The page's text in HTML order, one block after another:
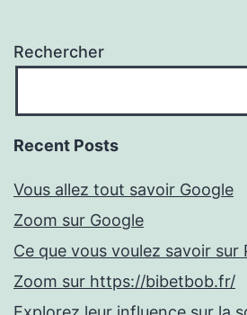
Rechercher
Recent Posts
Vous allez tout savoir Google
Zoom sur Google
Ce que vous voulez savoir sur
Zoom sur https://bibetbob.fr/